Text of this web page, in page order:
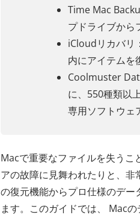
Time Mac
プドライブから
iCloudリカバリ
内にアイテムを
Coolmuster
に、550種類以
専用ソフトウェ
Macで重要なファイルを失うこ
アの故障に見舞われたりと、
の復元機能からプロ仕様のデ
ます。このガイドでは、 Mac